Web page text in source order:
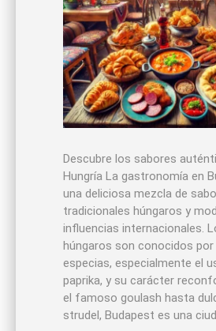
Descubre los sabores
Hungría La gastronomía en
una deliciosa mezcla de
tradicionales húngaros y
influencias internacionales.
húngaros son conocidos por
especias, especialmente el
paprika, y su carácter
el famoso goulash hasta
strudel, Budapest es una